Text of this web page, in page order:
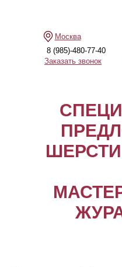
8 (985)-480-77-40
Москва
Заказать звонок